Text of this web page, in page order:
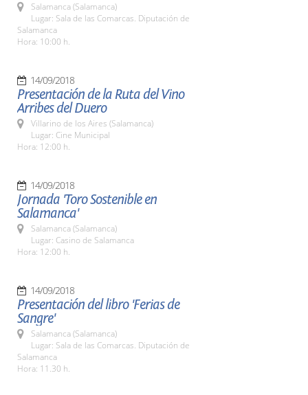
Salamanca (Salamanca)
Lugar: Sala de las Comarcas. Diputación de
Salamanca
Hora: 10:00 h.
14/09/2018
Presentación de la Ruta del Vino
Arribes del Duero
Villarino de los Aires (Salamanca)
Lugar: Cine Municipal
Hora: 12:00 h.
14/09/2018
Jornada 'Toro Sostenible en
Salamanca'
Salamanca (Salamanca)
Lugar: Casino de Salamanca
Hora: 12:00 h.
14/09/2018
Presentación del libro 'Ferias de
Sangre'
Salamanca (Salamanca)
Lugar: Sala de las Comarcas. Diputación de
Salamanca
Hora: 11.30 h.